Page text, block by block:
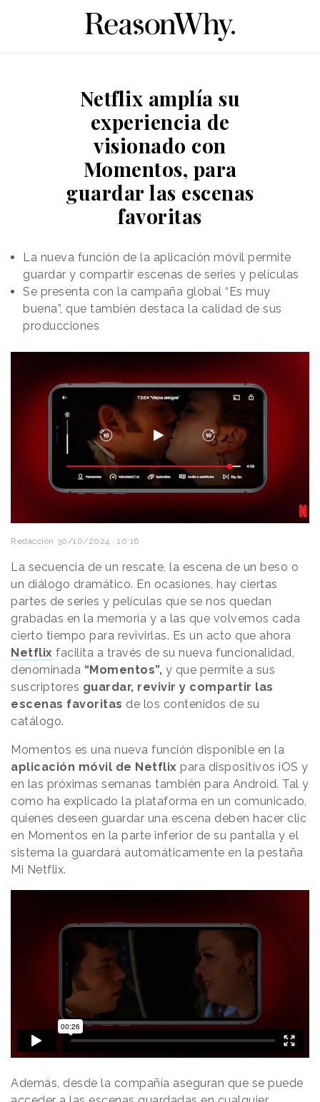
Netflix amplía su
experiencia de
visionado con
Momentos, para
guardar las escenas
favoritas
La nueva función de la aplicación móvil permite
guardar y compartir escenas de series y películas
Se presenta con la campaña global “Es muy
buena”, que también destaca la calidad de sus
producciones
Redacción 30/10/2024 · 10:16
La secuencia de un rescate, la escena de un beso o
un diálogo dramático. En ocasiones, hay ciertas
partes de series y películas que se nos quedan
grabadas en la memoria y a las que volvemos cada
cierto tiempo para revivirlas. Es un acto que ahora
Netflix facilita a través de su nueva funcionalidad,
denominada “Momentos”, y que permite a sus
suscriptores guardar, revivir y compartir las
escenas favoritas de los contenidos de su
catálogo.
Momentos es una nueva función disponible en la
aplicación móvil de Netflix para dispositivos iOS y
en las próximas semanas también para Android. Tal y
como ha explicado la plataforma en un comunicado,
quienes deseen guardar una escena deben hacer clic
en Momentos en la parte inferior de su pantalla y el
sistema la guardará automáticamente en la pestaña
Mi Netflix.
Además, desde la compañía aseguran que se puede